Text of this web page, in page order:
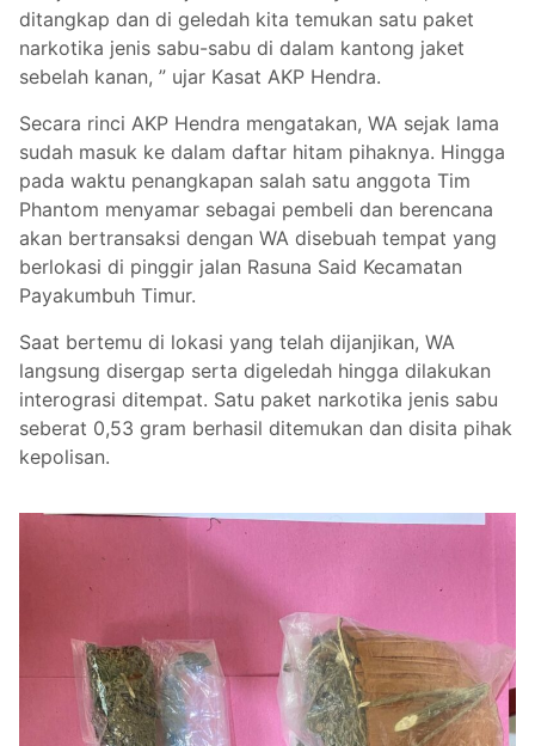
ditangkap dan di geledah kita temukan satu paket
narkotika jenis sabu-sabu di dalam kantong jaket
sebelah kanan, ” ujar Kasat AKP Hendra.
Secara rinci AKP Hendra mengatakan, WA sejak lama
sudah masuk ke dalam daftar hitam pihaknya. Hingga
pada waktu penangkapan salah satu anggota Tim
Phantom menyamar sebagai pembeli dan berencana
akan bertransaksi dengan WA disebuah tempat yang
berlokasi di pinggir jalan Rasuna Said Kecamatan
Payakumbuh Timur.
Saat bertemu di lokasi yang telah dijanjikan, WA
langsung disergap serta digeledah hingga dilakukan
interograsi ditempat. Satu paket narkotika jenis sabu
seberat 0,53 gram berhasil ditemukan dan disita pihak
kepolisan.